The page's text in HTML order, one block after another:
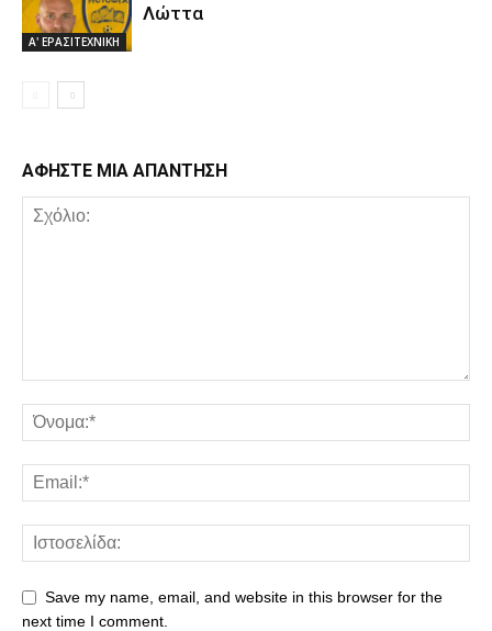
Α' ΕΡΑΣΙΤΕΧΝΙΚΗ
Λώττα
ΑΦΗΣΤΕ ΜΙΑ ΑΠΑΝΤΗΣΗ
Save my name, email, and website in this browser for the
next time I comment.